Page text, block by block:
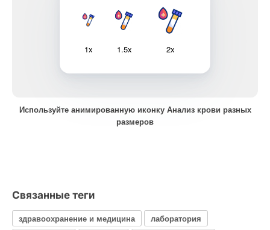
1x 1.5x 2x
Используйте анимированную иконку Анализ крови разных
размеров
Связанные теги
здравоохранение и медицина
лаборатория